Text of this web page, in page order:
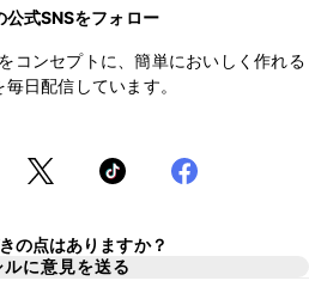
公式SNSをフォロー
コンセプトに、簡単においしく作れる
日配信しています。
の点はありますか？
ルに意見を送る